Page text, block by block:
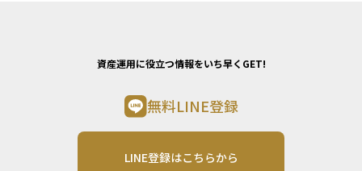
資産運用に役立つ情報をいち早くGET!
無料LINE登録
LINE登録はこちらから